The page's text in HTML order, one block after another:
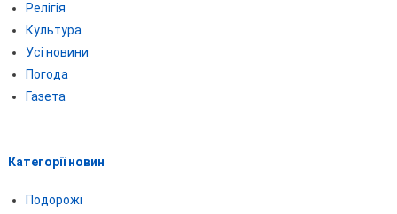
Релігія
Культура
Усі новини
Погода
Газета
Категорії новин
Подорожі